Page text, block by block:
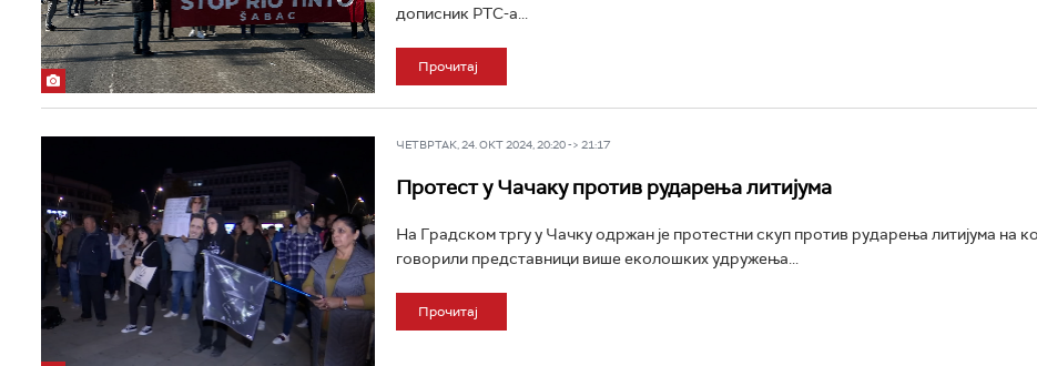
дописник РТС-а...
Прочитај
ЧЕТВРТАК, 24. ОКТ 2024, 20:20 -> 21:17
Протест у Чачаку против рударења литијума
На Градском тргу у Чачку одржан је протестни скуп против рударења литијума на
говорили представници више еколошких удружења...
Прочитај